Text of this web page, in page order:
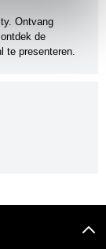
Ontvang
de
te presenteren.